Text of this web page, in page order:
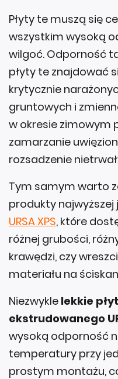
Płyty te muszą się
wszystkim wysoką
wilgoć. Odporność
płyty te znajdować
krytycznie
gruntowych i
w okresie zimowym
zamarzanie
rozsadzenie
Tym samym warto
produkty najwyższej
URSA XPS, które
różnej grubości,
krawędzi, czy
materiału na
Niezwykle lekkie
ekstrudowanego
wysoką odporność
temperatury przy
prostym montażu,